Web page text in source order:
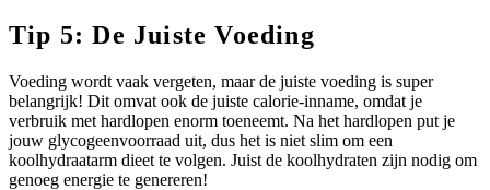
Tip 5: De Juiste Voeding
Voeding wordt vaak vergeten, maar de juiste voeding is super
belangrijk! Dit omvat ook de juiste calorie-inname, omdat je
verbruik met hardlopen enorm toeneemt. Na het hardlopen put je
jouw glycogeenvoorraad uit, dus het is niet slim om een
koolhydraatarm dieet te volgen. Juist de koolhydraten zijn nodig om
genoeg energie te genereren!